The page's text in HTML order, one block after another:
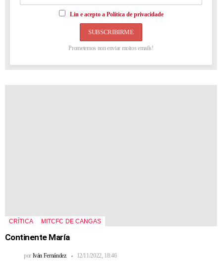
Lin e acepto a Política de privacidade
Prometemos non enviar moitos emails!
CRÍTICA MITCFC DE CANGAS
Continente María
por Iván Fernández 12/11/2022, 18:46